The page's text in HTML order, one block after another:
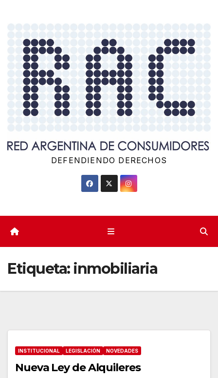
contenido
DEFENDIENDO DERECHOS
Etiqueta: inmobiliaria
INSTITUCIONAL LEGISLACIÓN NOVEDADES
Nueva Ley de Alquileres